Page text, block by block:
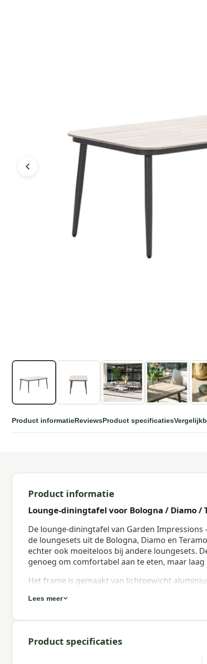
Product informatieReviewsProduct specificaties
Product informatie
Lounge-diningtafel voor Bologna / Diamo /
De lounge-diningtafel van Garden
de loungesets uit de Bologna, Diamo en
echter ook moeiteloos bij andere loungesets.
genoeg om comfortabel aan te eten, maar
Het frame is gemaakt van lichtgewicht
tafelblad is uitgevoerd in lichtbruin Vironwood
personen. De rechthoekige vorm en het
Lees meer
Product specificaties